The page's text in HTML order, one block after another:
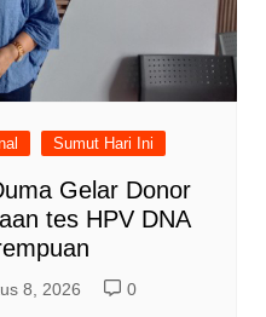
Sumut Hari Ini
Gelar Donor
tes HPV DNA
8, 2026 0